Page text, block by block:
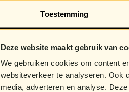
Toestemming
Deze website maakt gebruik van
We gebruiken cookies om content
websiteverkeer te analyseren. Ook
media, adverteren en analyse.